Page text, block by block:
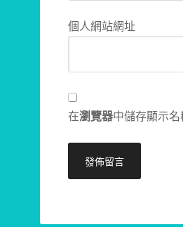
個人網站網址
在瀏覽器中儲存顯示